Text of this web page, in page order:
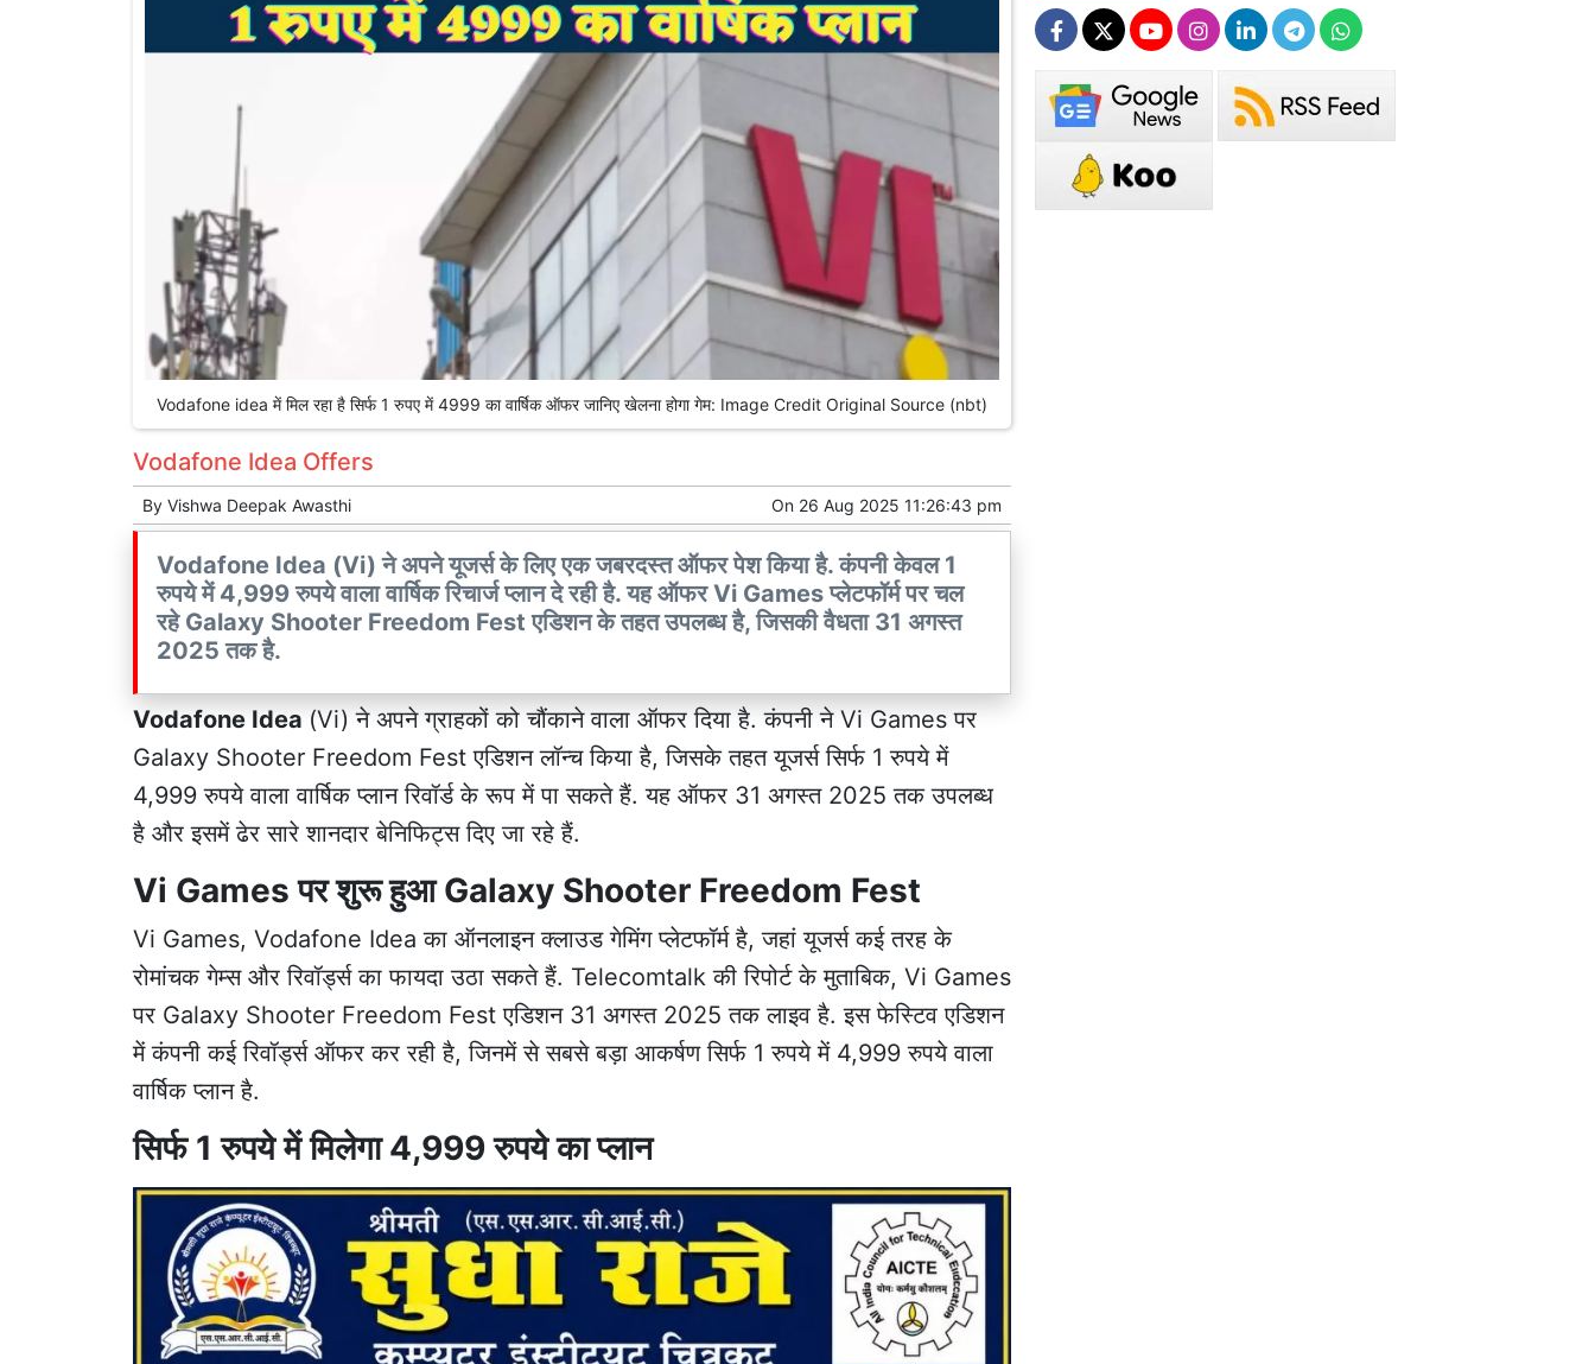
Vodafone idea में मिल रहा है सिर्फ 1 रुपए में 4999 का वार्षिक ऑफर जानिए खेलना होगा गेम: Image Credit Original Source (nbt)
Vodafone Idea Offers
By Vishwa Deepak Awasthi On 26 Aug 2025 11:26:43 pm
Vodafone Idea (Vi) ने अपने यूजर्स के लिए एक जबरदस्त ऑफर पेश किया है. कंपनी केवल 1
रुपये में 4,999 रुपये वाला वार्षिक रिचार्ज प्लान दे रही है. यह ऑफर Vi Games प्लेटफॉर्म पर चल
रहे Galaxy Shooter Freedom Fest एडिशन के तहत उपलब्ध है, जिसकी वैधता 31 अगस्त
2025 तक है.
Vodafone Idea (Vi) ने अपने ग्राहकों को चौंकाने वाला ऑफर दिया है. कंपनी ने Vi Games पर
Galaxy Shooter Freedom Fest एडिशन लॉन्च किया है, जिसके तहत यूजर्स सिर्फ 1 रुपये में
4,999 रुपये वाला वार्षिक प्लान रिवॉर्ड के रूप में पा सकते हैं. यह ऑफर 31 अगस्त 2025 तक उपलब्ध
है और इसमें ढेर सारे शानदार बेनिफिट्स दिए जा रहे हैं.
Vi Games पर शुरू हुआ Galaxy Shooter Freedom Fest
Vi Games, Vodafone Idea का ऑनलाइन क्लाउड गेमिंग प्लेटफॉर्म है, जहां यूजर्स कई तरह के
रोमांचक गेम्स और रिवॉर्ड्स का फायदा उठा सकते हैं. Telecomtalk की रिपोर्ट के मुताबिक, Vi Games
पर Galaxy Shooter Freedom Fest एडिशन 31 अगस्त 2025 तक लाइव है. इस फेस्टिव एडिशन
में कंपनी कई रिवॉर्ड्स ऑफर कर रही है, जिनमें से सबसे बड़ा आकर्षण सिर्फ 1 रुपये में 4,999 रुपये वाला
वार्षिक प्लान है.
सिर्फ 1 रुपये में मिलेगा 4,999 रुपये का प्लान